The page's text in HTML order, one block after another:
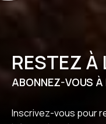
RESTEZ À
ABONNEZ-VOUS
Inscrivez-vous pour